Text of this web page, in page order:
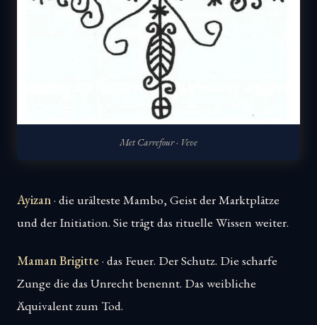
Met Carrefour · Veve
Ayizan· die urälteste Mambo, Geist der Marktplätze
und der Initiation. Sie trägt das rituelle Wissen weiter.
Maman Brigitte· das Feuer. Der Schutz. Die scharfe
Zunge die das Unrecht benennt. Das weibliche
Äquivalent zum Tod.